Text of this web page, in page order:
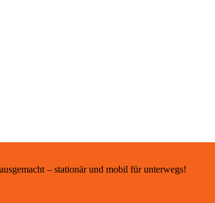
– stationär und mobil für unterwegs!